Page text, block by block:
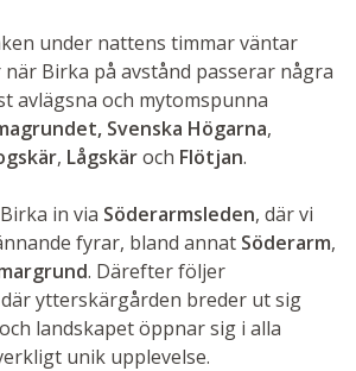
under nattens timmar väntar
Birka på avstånd passerar några
avlägsna och mytomspunna
Svenska Högarna,
, Lågskäroch Flötjan.
in via Söderarmsleden, där vi
fyrar, bland annat Söderarm,
. Därefter följer
ytterskärgården breder ut sig
landskapet öppnar sig i alla
unik upplevelse.